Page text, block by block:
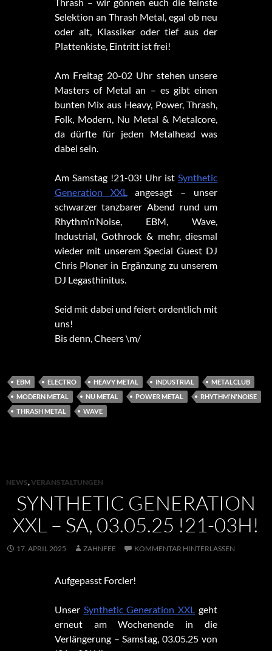
Selektion an Thrash Metal, egal ob neu
oder alt, Klassiker oder tief aus der
Plattenkiste, Eintritt ist frei!
Am Freitag 20-02 Uhr stehen unsere
Masters of Metal an – es gibt einen
bunten Mix aus Heavy, Power, Thrash,
Folk, Modern, Nu Metal & Metalcore,
da dürfte für jeden Metalhead was
dabei sein.
Am Samstag !21-03! Uhr istSynthetic
Generation XXLangesagt – unser
schwarzer tanzbarer Abend rund um
Rhythm’n’Noise, EBM, Wave,
Industrial, Gothrock & mehr, diesmal
wieder mit unserem Special Guest DJ
Chris Ploner in Ergänzung zu unserem
DJ Legasthinitus.
Seid mit dabei und feiert ordentlich mit
uns!
Bis denn, Cheers \m/
EBM ELECTRO HEAVY METAL INDUSTRIAL
METALCLUB
MODERN METAL
NU METAL POWER METAL
RHYTHM'N'NOISE
THRASH METAL
WAVE
NEWS,VERANSTALTUNGEN
SYNTHETIC GENERATION
XXL – SA, 03.05.25 !21-03H!
17. APRIL 2025 ZAHNFEE KOMMENTAR HINTERLASSEN
Aufgepasst Forcler!
Unser Synthetic Generation XXL geht
erneut am Wochenende in die
Verlängerung – Samstag, 03.05.25 von